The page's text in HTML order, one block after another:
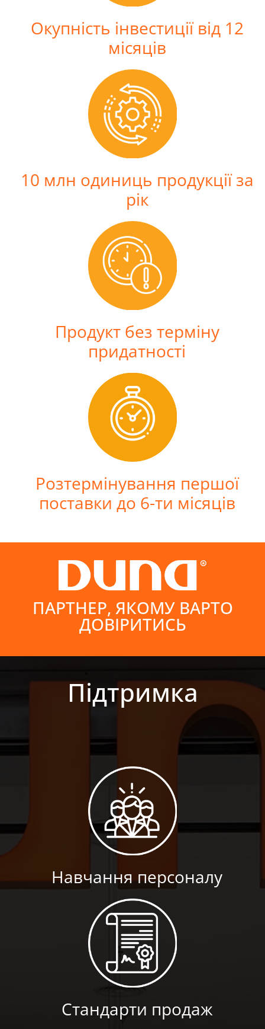
Окупність інвестиції від 12
місяців
10 млн одиниць продукції за
рік
Продукт без терміну
придатності
Розтермінування першої
поставки до 6-ти місяців
ПАРТНЕР, ЯКОМУ ВАРТО
ДОВІРИТИСЬ
Підтримка
Навчання персоналу
Стандарти продаж